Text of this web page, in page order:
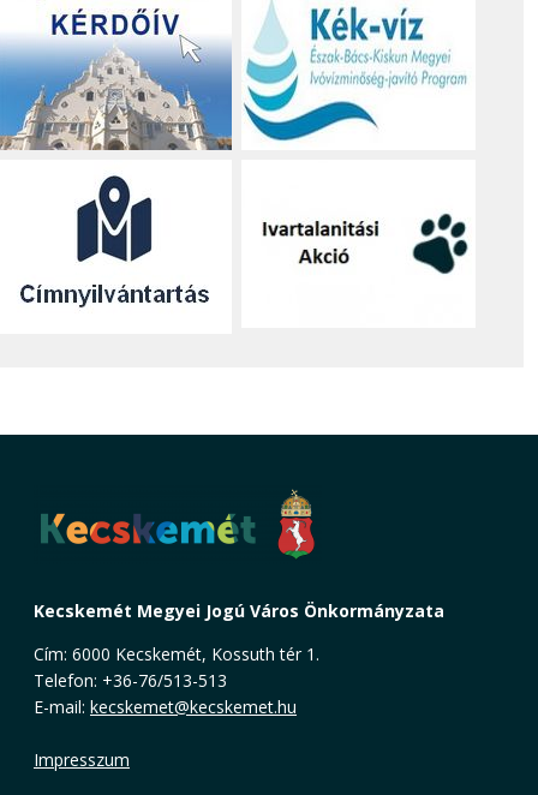
Kecskemét Megyei Jogú Város Önkormányzata
Cím: 6000 Kecskemét, Kossuth tér 1.
Telefon: +36-76/513-513
E-mail: kecskemet@kecskemet.hu
Impresszum